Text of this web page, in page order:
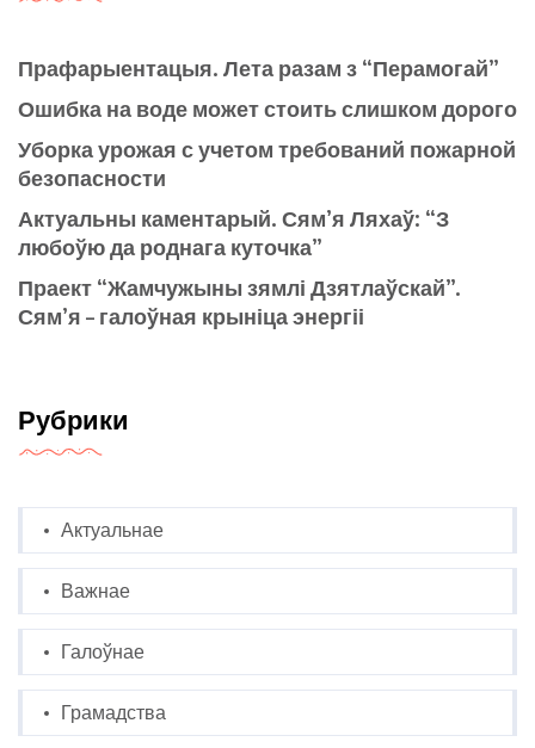
Прафарыентацыя. Лета разам з “Перамогай”
Ошибка на воде может стоить слишком дорого
Уборка урожая с учетом требований пожарной
безопасности
Актуальны каментарый. Сям’я Ляхаў: “З
любоўю да роднага куточка”
Праект “Жамчужыны зямлі Дзятлаўскай”.
Сям’я – галоўная крыніца энергіі
Рубрики
Актуальнае
Важнае
Галоўнае
Грамадства